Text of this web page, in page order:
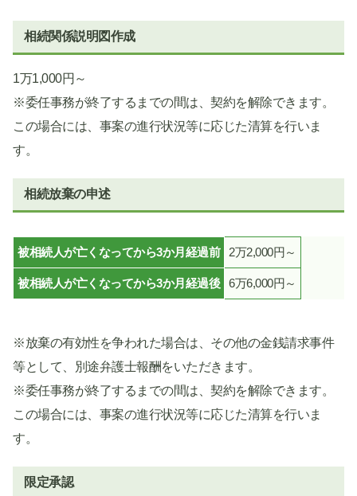
相続関係説明図作成
1万1,000円～
※委任事務が終了するまでの間は、契約を解除できます。
この場合には、事案の進行状況等に応じた清算を行いま
す。
相続放棄の申述
被相続人が亡くなってから3か月経過前 2万2,000円～
被相続人が亡くなってから3か月経過後 6万6,000円～
※放棄の有効性を争われた場合は、その他の金銭請求事件
等として、別途弁護士報酬をいただきます。
※委任事務が終了するまでの間は、契約を解除できます。
この場合には、事案の進行状況等に応じた清算を行いま
す。
限定承認